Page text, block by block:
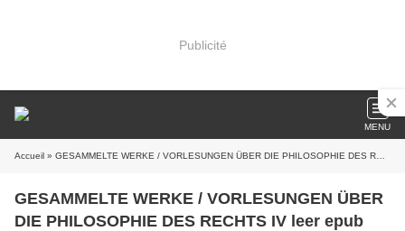
Publicité
MENU
Accueil » GESAMMELTE WERKE / VORLESUNGEN ÜBER DIE PHILOSOPHIE DES RECHTS IV leer epub GEORG WILHELM FRIEDRICH HEGEL
GESAMMELTE WERKE / VORLESUNGEN ÜBER
DIE PHILOSOPHIE DES RECHTS IV leer epub